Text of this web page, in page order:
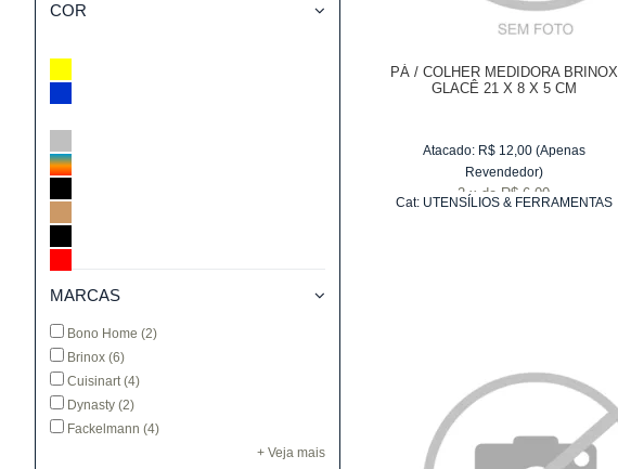
COR
MARCAS
Bono Home (2)
Brinox (6)
Cuisinart(4)
Dynasty (2)
Fackelmann (4)
+ Veja mais
PÁ / COLHER MEDIDORA BRINOX
GLACÊ 21 X 8 X 5 CM
Atacado: R$ 12,00 (Apenas
Revendedor)
2 x de R$ 6,00
Cat: UTENSÍLIOS & FERRAMENTAS